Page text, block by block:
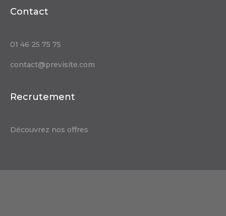
Contact
01 46 25 75 75
contact@previsite.com
Recrutement
Découvrez nos offres